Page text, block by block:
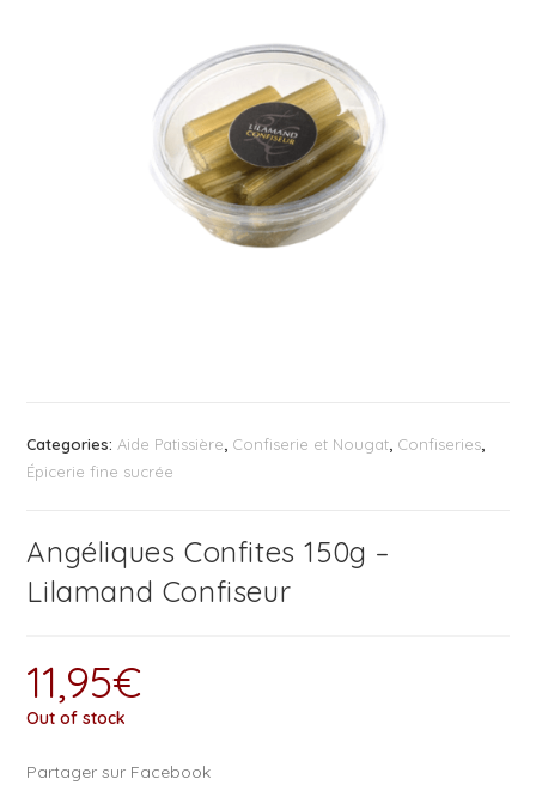
Categories: Aide Patissière Confiserie et Nougat Confiseries
Épicerie fine sucrée
Angéliques Confites 150g –
Lilamand Confiseur
11,95€
Out of stock
Partager sur Facebook